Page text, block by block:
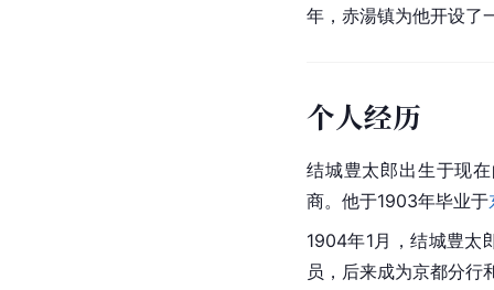
年，赤湯镇为他开设了
个人经历
结城豊太郎出生于现
商。他于1903年毕业于
1904年1月，结城豊太
员，后来成为京都分行